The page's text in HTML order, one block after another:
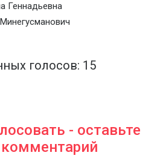
Геннадьевна
голосов: 15
- оставьте